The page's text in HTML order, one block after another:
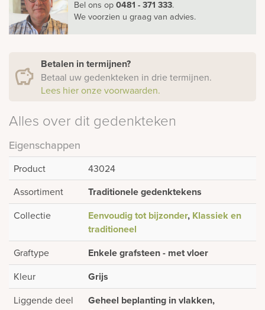
Bel ons op0481 - 371 333.
We voorzien u graag van advies.
Betalen in termijnen?
Betaal uw gedenkteken in drie termijnen.
Lees hier onze voorwaarden.
Alles over dit gedenkteken
Eigenschappen
Product
43024
Assortiment
Traditionele gedenktekens
Collectie Eenvoudig tot bijzonder, Klassiek en
traditioneel
Graftype Enkele grafsteen - met vloer
Kleur Grijs
Liggende deel
Geheel beplanting in vlakken,